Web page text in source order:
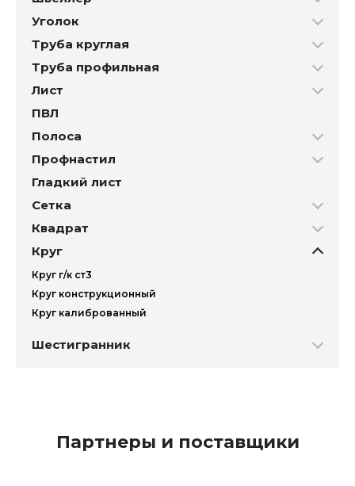
Уголок
Труба круглая
Труба профильная
Лист
ПВЛ
Полоса
Профнастил
Гладкий лист
Сетка
Квадрат
Круг
Круг г/к ст3
Круг конструкционный
Круг калиброванный
Шестигранник
Партнеры и поставщики